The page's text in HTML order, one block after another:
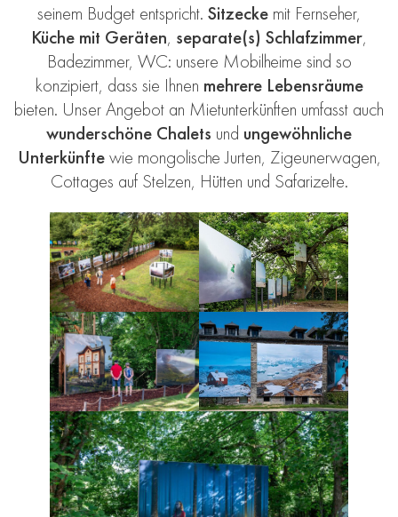
seinem Budget entspricht. Sitzecke mit Fernseher,
Küche mit Geräten, separate(s) Schlafzimmer,
Badezimmer, WC: unsere Mobilheime sind so
konzipiert, dass sie Ihnen mehrere Lebensräume
bieten. Unser Angebot an Mietunterkünften umfasst auch
wunderschöne Chalets und ungewöhnliche
Unterkünftewie mongolische Jurten, Zigeunerwagen,
Cottages auf Stelzen, Hütten und Safarizelte.